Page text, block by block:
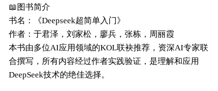
📖图书简介
书名：《Deepseek超简单入门》
作者：于君泽，刘家松，廖兵，张栋，周丽霞
本书由多位AI应用领域的KOL联袂推荐，资深AI专家联
合撰写，所有内容经过作者实践验证，是理解和应用
DeepSeek技术的绝佳选择。